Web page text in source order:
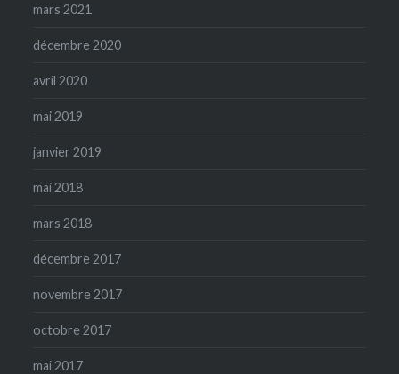
mars 2021
décembre 2020
avril 2020
mai 2019
janvier 2019
mai 2018
mars 2018
décembre 2017
novembre 2017
octobre 2017
mai 2017